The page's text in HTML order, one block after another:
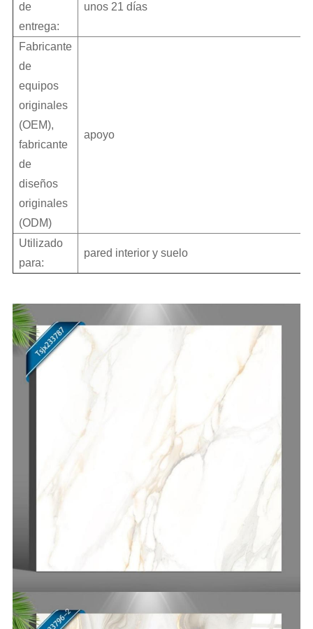
de
entrega:
unos 21 días
Fabricante
de
equipos
originales
(OEM),
fabricante
de
diseños
originales
(ODM)
apoyo
Utilizado
para:
pared interior y suelo